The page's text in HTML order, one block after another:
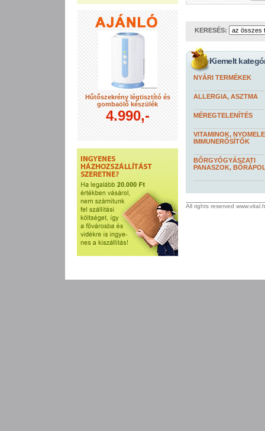
Hűtőszekrény légtisztító és
gombaölő készülék
4.990,-
KERESÉS:
Kiemelt
NYÁRI TERMÉKEK
ALLERGIA, ASZTMA
MÉREGTELENÍTÉS
VITAMINOK,
IMMUNERŐSÍTŐK
BŐRGYÓGYÁSZATI
PANASZOK,
All rights reserved